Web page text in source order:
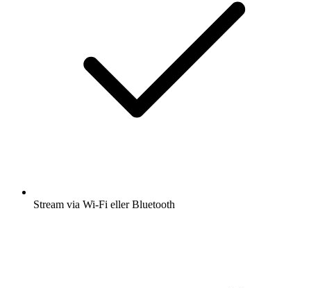
Stream via Wi-Fi eller Bluetooth